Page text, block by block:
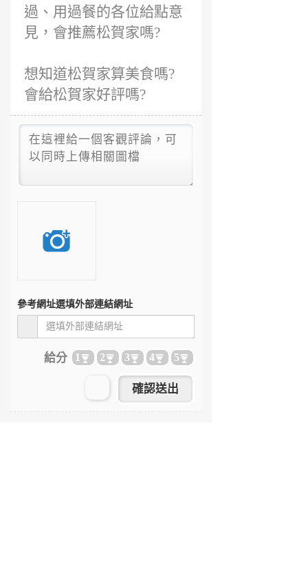
過、用過餐的各位給點意
見，會推薦松賀家嗎?
想知道松賀家算美食嗎?
會給松賀家好評嗎?
參考網址選填外部連結網址
給分 1 2 3 4 5